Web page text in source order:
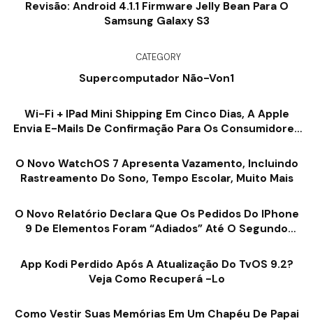
Revisão: Android 4.1.1 Firmware Jelly Bean Para O
Samsung Galaxy S3
CATEGORY
Supercomputador Não-Von1
Wi-Fi + IPad Mini Shipping Em Cinco Dias, A Apple
Envia E-Mails De Confirmação Para Os Consumidores
O Novo WatchOS 7 Apresenta Vazamento, Incluindo
Rastreamento Do Sono, Tempo Escolar, Muito Mais
O Novo Relatório Declara Que Os Pedidos Do IPhone
9 De Elementos Foram “adiados” Até O Segundo
App Kodi Perdido Após A Atualização Do TvOS 9.2?
Veja Como Recuperá -lo
Como Vestir Suas Memórias Em Um Chapéu De Papai